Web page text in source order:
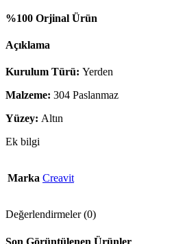
%100 Orjinal Ürün
Açıklama
Kurulum Türü: Yerden
Malzeme: 304 Paslanmaz
Yüzey: Altın
Ek bilgi
Marka Creavit
Değerlendirmeler (0)
Son Görüntülenen Ürünler